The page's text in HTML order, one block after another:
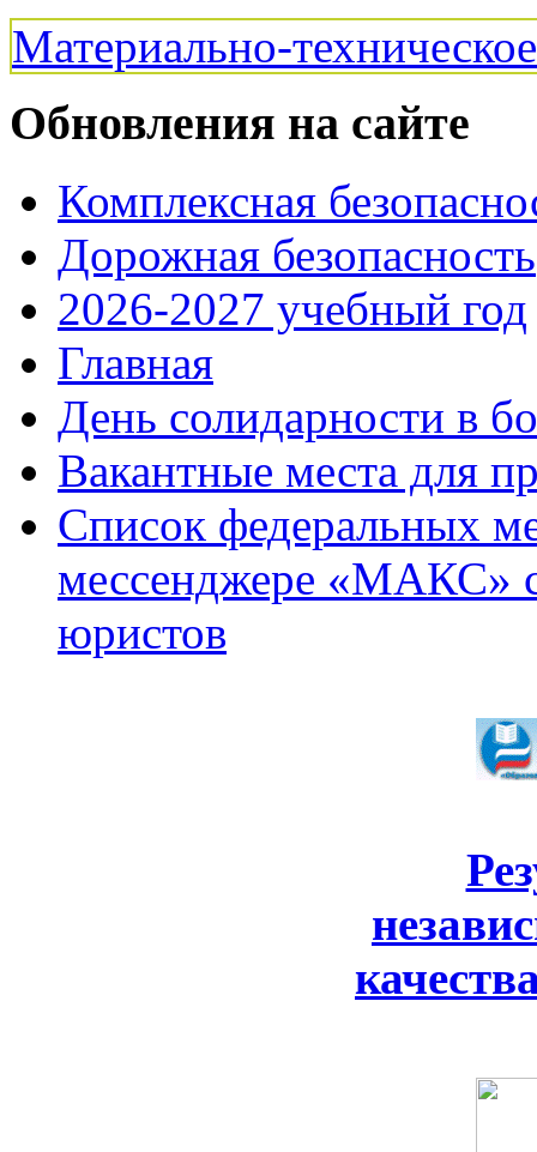
Материально-
Обновления на сайте
Комплексная
Дорожная безопасность
2026-2027 учебный год
Главная
День солидарности в
Вакантные места для
Список федеральных
мессенджере «МАКС» с
юристов